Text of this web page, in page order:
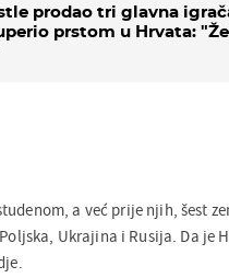
prodao tri glavna
prstom u Hrvata:
a već prije njih, šest
Ukrajina i Rusija. Da je